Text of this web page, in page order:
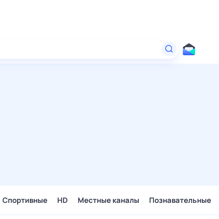
Спортивные HD Местные каналы Познавательные